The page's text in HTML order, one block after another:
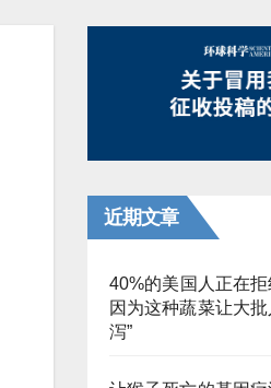
近期文章
40%的美国人正在拒
因为这种蔬菜让大批
泻”